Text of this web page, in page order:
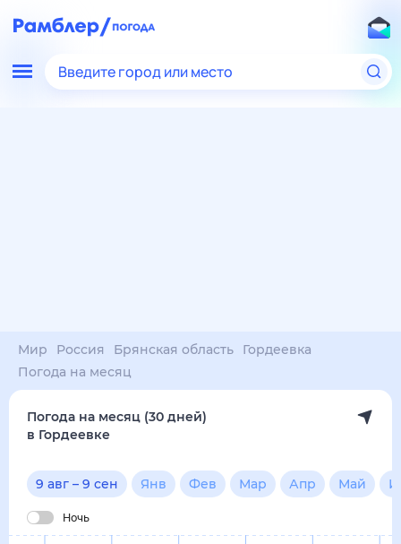
Введите город или место
Мир Россия Брянская область
Гордеевка
Погода на месяц
Погода на месяц (30 дней)
в Гордеевке
9 авг – 9 сен Янв Фев Мар Апр Май
Ночь